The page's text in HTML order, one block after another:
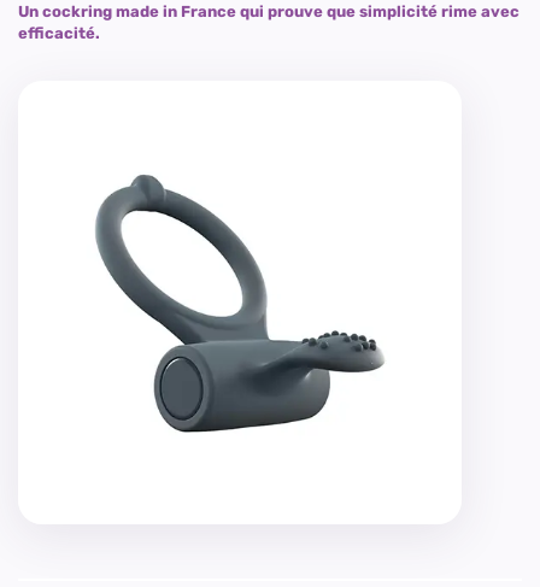
Un cockring made in France qui prouve que simplicité rime avec
efficacité.